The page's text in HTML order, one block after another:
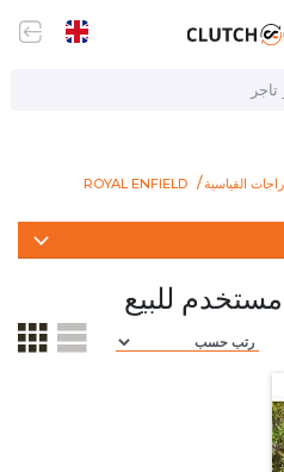
القياسية ROYAL ENFIELD
ar/bikes/standard/standard/